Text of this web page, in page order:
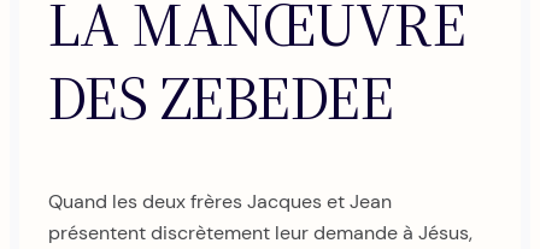
LA MANŒUVRE
DES ZEBEDEE
Quand les deux frères Jacques et Jean
présentent discrètement leur demande à Jésus,